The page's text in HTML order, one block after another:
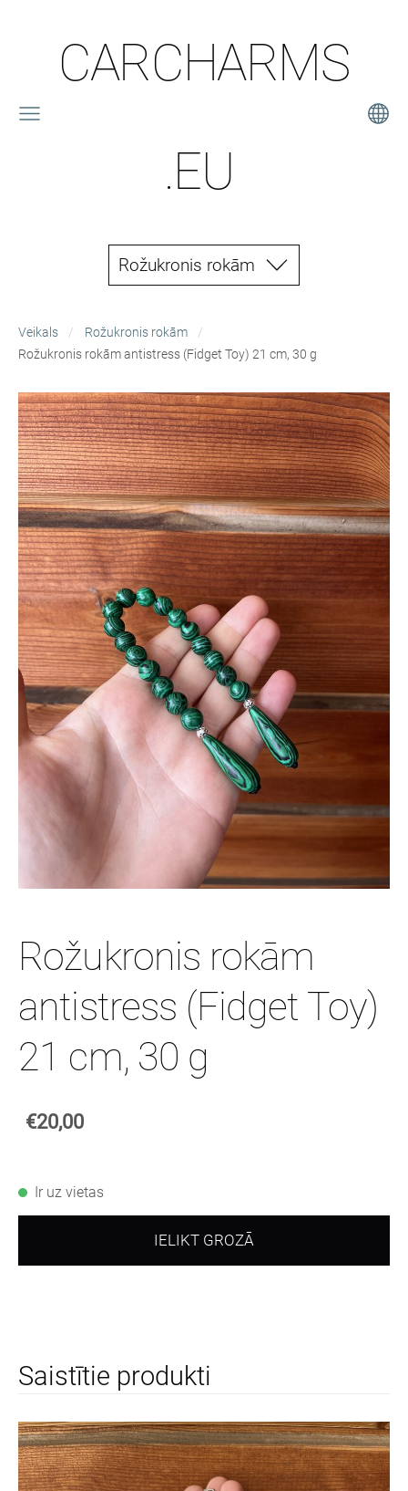
CARCHARMS
.EU
Rožukronis rokām
Veikals
Rožukronis rokām
Rožukronis rokām antistress (Fidget Toy) 21 cm, 30 g
Rožukronis rokām
antistress (Fidget Toy)
21 cm, 30 g
€20,00
Ir uz vietas
IELIKT GROZĀ
Saistītie produkti